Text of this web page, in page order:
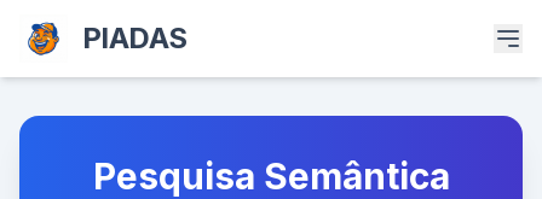
PIADAS
Pesquisa Semântica